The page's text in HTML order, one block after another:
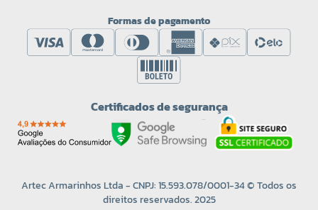
R$ 15,20 UNIDADE
- +
Formas de pagamento
Certificados de segurança
Artec Armarinhos Ltda - CNPJ: 15.593.078/0001-34 © Todos os
direitos reservados. 2025